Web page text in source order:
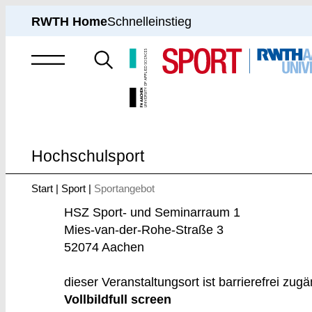
RWTH HomeSchnelleinstieg
Suche
nach
Hochschulsport
hier:
Start Sport Sportangebot
HSZ Sport- und Seminarraum 1
Mies-van-der-Rohe-Straße 3
52074 Aachen
dieser Veranstaltungsort ist barrierefrei
Vollbildfull screen